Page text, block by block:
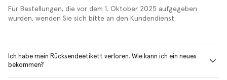
Für Bestellungen, die vor dem 1. Oktober 2025 aufgegeben
wurden, wenden Sie sich bitte an den Kundendienst.
Ich habe mein Rücksendeetikett verloren. Wie kann ich ein neues
bekommen?